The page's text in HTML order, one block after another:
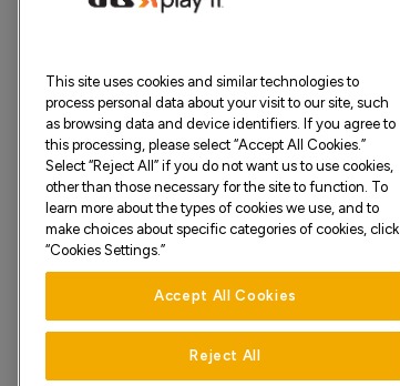
This site uses cookies and similar technologies to
process personal data about your visit to our site, such
as browsing data and device identifiers. If you agree to
this processing, please select “Accept All Cookies.”
Select “Reject All” if you do not want us to use cookies,
other than those necessary for the site to function. To
learn more about the types of cookies we use, and to
make choices about specific categories of cookies, click
“Cookies Settings.”
Accept All Cookies
Reject All